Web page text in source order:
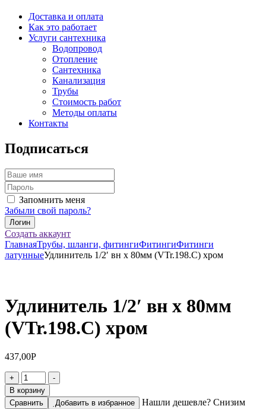
Доставка и оплата
Как это работает
Услуги сантехника
Водопровод
Отопление
Сантехника
Канализация
Трубы
Стоимость работ
Методы оплаты
Контакты
Подписаться
Запомнить меня
Забыли свой пароль?
Создать аккаунт
ГлавнаяТрубы, шланги, фитингиФитингиФитинги
латунныеУдлинитель 1/2′ вн х 80мм (VTr.198.C) хром
Удлинитель 1/2′ вн х 80мм
(VTr.198.C) хром
437,00Р
+
Количество
товара
Удлинитель
-
В корзину
Сравнить
Добавить в избранное
Нашли дешевле? Снизим